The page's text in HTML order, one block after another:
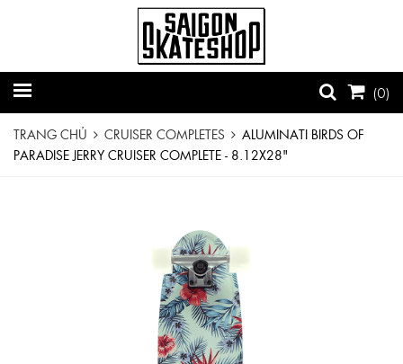
(0)
TRANG CHỦ CRUISER COMPLETES
ALUMINATI BIRDS OF
PARADISE JERRY CRUISER COMPLETE - 8.12X28"